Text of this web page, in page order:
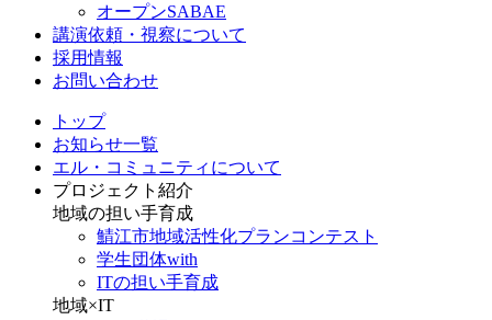
オープンSABAE
講演依頼・視察について
採用情報
お問い合わせ
トップ
お知らせ一覧
エル・コミュニティについて
プロジェクト紹介
地域の担い手育成
鯖江市地域活性化プランコンテスト
学生団体with
ITの担い手育成
地域×IT